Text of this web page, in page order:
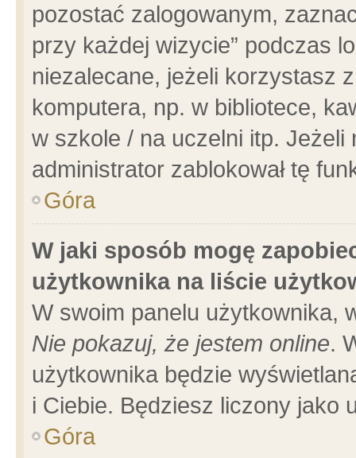
pozostać zalogowanym,
przy każdej wizycie” podczas
niezalecane, jeżeli korzystasz
komputera, np. w bibliotece,
w szkole / na uczelni itp.
administrator zablokował tę
Góra
W jaki sposób mogę
użytkownika na liście
W swoim panelu użytkownika,
Nie pokazuj, że jestem online.
użytkownika będzie
i Ciebie. Będziesz liczony jako
Góra